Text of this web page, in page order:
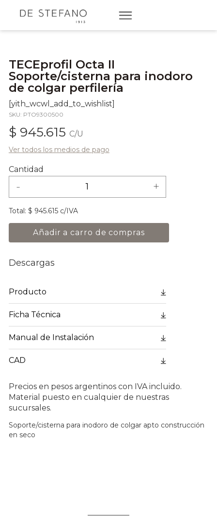
Soporte/cisterna para inodoro de colgar apto construcción
en seco
TECEprofil Octa II
Soporte/cisterna para inodoro
de colgar perfilería
[yith_wcwl_add_to_wishlist]
SKU: PTO9300500
$ 945.615 C/U
Ver todos los medios de pago
Cantidad
- +
Total: $ 945.615 c/IVA
Añadir a carro de compras
Descargas
Producto
Ficha Técnica
Manual de Instalación
CAD
Precios en pesos argentinos con IVA incluido.
Material puesto en cualquier de nuestras
sucursales.